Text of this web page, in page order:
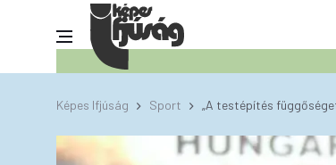
Képes Ifjúság Sport „A testépítés